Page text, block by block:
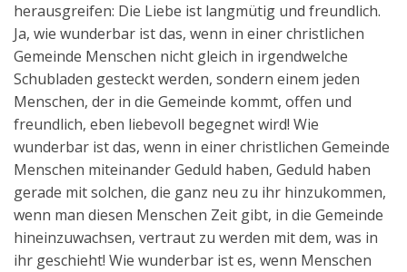
herausgreifen: Die Liebe ist langmütig und freundlich.
Ja, wie wunderbar ist das, wenn in einer christlichen
Gemeinde Menschen nicht gleich in irgendwelche
Schubladen gesteckt werden, sondern einem jeden
Menschen, der in die Gemeinde kommt, offen und
freundlich, eben liebevoll begegnet wird! Wie
wunderbar ist das, wenn in einer christlichen Gemeinde
Menschen miteinander Geduld haben, Geduld haben
gerade mit solchen, die ganz neu zu ihr hinzukommen,
wenn man diesen Menschen Zeit gibt, in die Gemeinde
hineinzuwachsen, vertraut zu werden mit dem, was in
ihr geschieht! Wie wunderbar ist es, wenn Menschen